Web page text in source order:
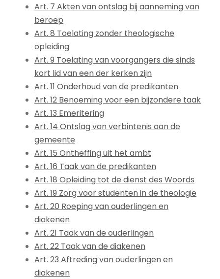
Art. 7 Akten van ontslag bij aanneming van
beroep
Art. 8 Toelating zonder theologische
opleiding
Art. 9 Toelating van voorgangers die sinds
kort lid van een der kerken zijn
Art. 11 Onderhoud van de predikanten
Art. 12 Benoeming voor een bijzondere taak
Art. 13 Emeritering
Art. 14 Ontslag van verbintenis aan de
gemeente
Art. 15 Ontheffing uit het ambt
Art. 16 Taak van de predikanten
Art. 18 Opleiding tot de dienst des Woords
Art. 19 Zorg voor studenten in de theologie
Art. 20 Roeping van ouderlingen en
diakenen
Art. 21 Taak van de ouderlingen
Art. 22 Taak van de diakenen
Art. 23 Aftreding van ouderlingen en
diakenen